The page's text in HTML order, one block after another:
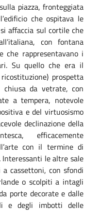
piazza, fronteggiata
che ospitava le
affaccia sul cortile che
con fontana
che rappresentavano i
Su quello che era il
prospetta
chiusa da vetrate, con
a tempera, notevole
e del virtuosismo
declinazione della
efficacemente
con il termine di
le altre sale
cassettoni, con sfondi
o scolpiti a intagli
porte decorate e dalle
e degli imbotti delle